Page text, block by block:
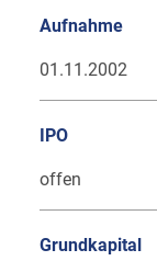
Aufnahme
01.11.2002
IPO
offen
Grundkapital